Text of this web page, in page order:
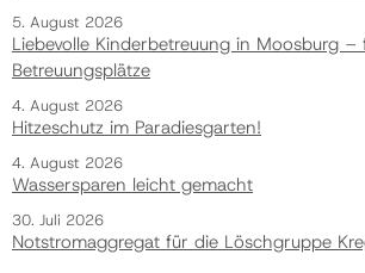
5. August 2026
Liebevolle Kinderbetreuung in Moosburg –
Betreuungsplätze
4. August 2026
Hitzeschutz im Paradiesgarten!
4. August 2026
Wassersparen leicht gemacht
30. Juli 2026
Notstromaggregat für die Löschgruppe